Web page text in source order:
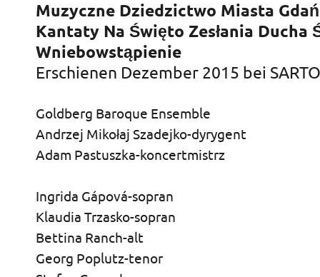
Muzyczne Dziedzictwo Miasta
Kantaty Na Święto Zesłania Ducha
Wniebowstąpienie
Erschienen Dezember 2015 bei
Goldberg Baroque Ensemble
Andrzej Mikołaj Szadejko-dyrygent
Adam Pastuszka-koncertmistrz
Ingrida Gápová-sopran
Klaudia Trzasko-sopran
Bettina Ranch-alt
Georg Poplutz-tenor